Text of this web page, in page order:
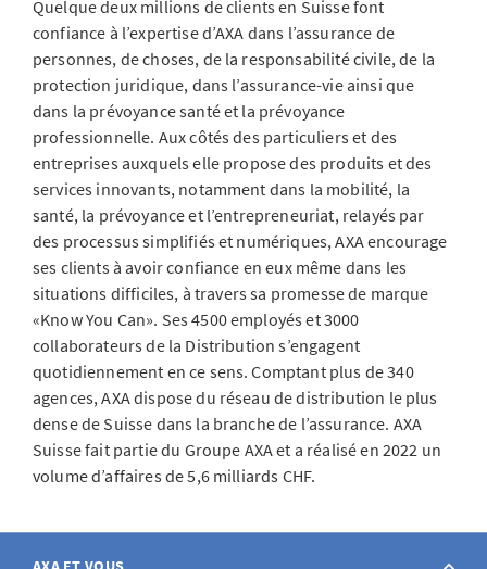
Quelque deux millions de clients en Suisse font
confiance à l’expertise d’AXA dans l’assurance de
personnes, de choses, de la responsabilité civile, de la
protection juridique, dans l’assurance-vie ainsi que
dans la prévoyance santé et la prévoyance
professionnelle. Aux côtés des particuliers et des
entreprises auxquels elle propose des produits et des
services innovants, notamment dans la mobilité, la
santé, la prévoyance et l’entrepreneuriat, relayés par
des processus simplifiés et numériques, AXA encourage
ses clients à avoir confiance en eux même dans les
situations difficiles, à travers sa promesse de marque
«Know You Can». Ses 4500 employés et 3000
collaborateurs de la Distribution s’engagent
quotidiennement en ce sens. Comptant plus de 340
agences, AXA dispose du réseau de distribution le plus
dense de Suisse dans la branche de l’assurance. AXA
Suisse fait partie du Groupe AXA et a réalisé en 2022 un
volume d’affaires de 5,6 milliards CHF.